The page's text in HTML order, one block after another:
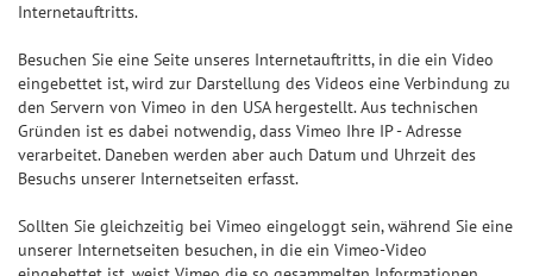
Internetauftritts.
Besuchen Sie eine Seite unseres Internetauftritts, in die ein Video
eingebettet ist, wird zur Darstellung des Videos eine Verbindung zu
den Servern von Vimeo in den USA hergestellt. Aus technischen
Gründen ist es dabei notwendig, dass Vimeo Ihre IP - Adresse
verarbeitet. Daneben werden aber auch Datum und Uhrzeit des
Besuchs unserer Internetseiten erfasst.
Sollten Sie gleichzeitig bei Vimeo eingeloggt sein, während Sie eine
unserer Internetseiten besuchen, in die ein Vimeo-Video